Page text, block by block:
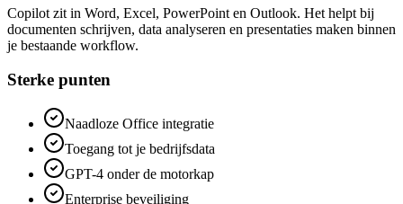
Copilot zit in Word, Excel, PowerPoint en Outlook. Het helpt bij
documenten schrijven, data analyseren en presentaties maken binnen
je bestaande workflow.
Sterke punten
Naadloze Office integratie
Toegang tot je bedrijfsdata
GPT-4 onder de motorkap
Enterprise beveiliging